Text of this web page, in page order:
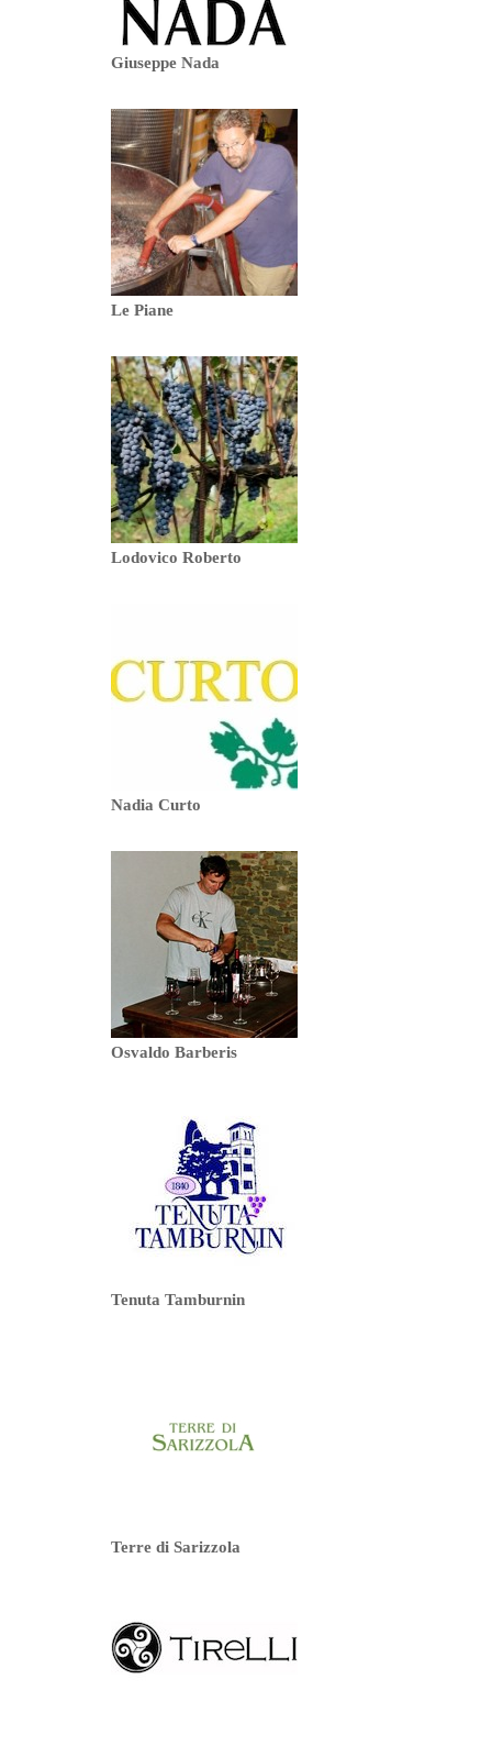
Giuseppe Nada
Le Piane
Lodovico Roberto
Nadia Curto
Osvaldo Barberis
Tenuta Tamburnin
Terre di Sarizzola